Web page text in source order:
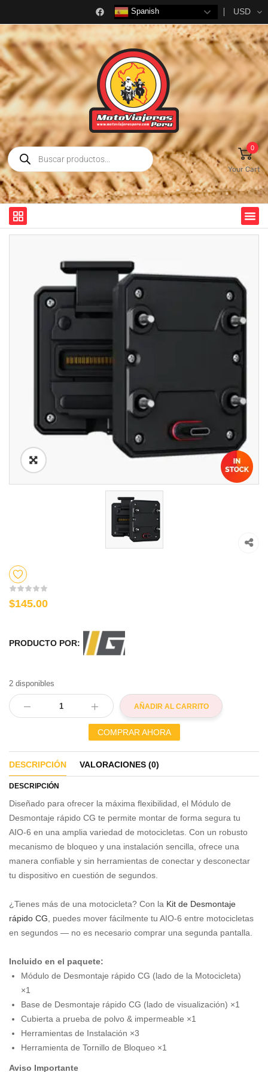
Spanish USD
0
Your Cart
$145.00
PRODUCTO POR:
2 disponibles
AÑADIR AL CARRITO
COMPRAR AHORA
DESCRIPCIÓN VALORACIONES (0)
DESCRIPCIÓN
Diseñado para ofrecer la máxima flexibilidad, el Módulo de
Desmontaje rápido CG te permite montar de forma segura tu
AIO-6 en una amplia variedad de motocicletas. Con un robusto
mecanismo de bloqueo y una instalación sencilla, ofrece una
manera confiable y sin herramientas de conectar y desconectar
tu dispositivo en cuestión de segundos.
¿Tienes más de una motocicleta? Con la Kit de Desmontaje
rápido CG , puedes mover fácilmente tu AIO-6 entre motocicletas
en segundos — no es necesario comprar una segunda pantalla.
Incluido en el paquete:
Módulo de Desmontaje rápido CG (lado de la Motocicleta)
×1
Base de Desmontaje rápido CG (lado de visualización) ×1
Cubierta a prueba de polvo & impermeable ×1
Herramientas de Instalación ×3
Herramienta de Tornillo de Bloqueo ×1
Aviso Importante